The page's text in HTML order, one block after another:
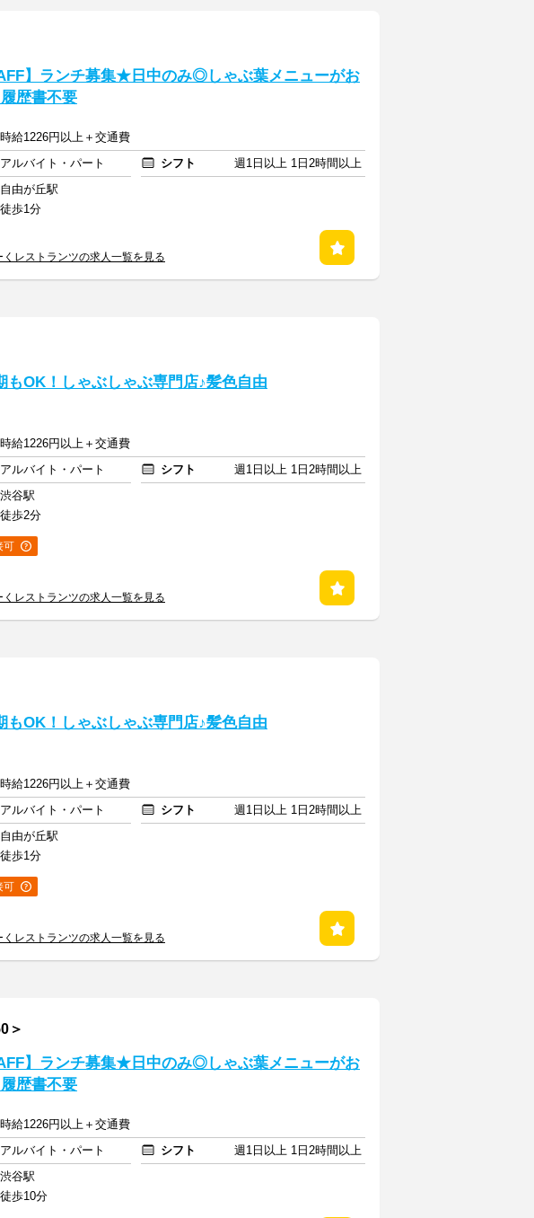
】ランチ募集★日中のみ◎しゃぶ葉メニューがお
歴書不要
時給1226円以上＋交通費
アルバイト・パート シフト
週1日以上 1日2時間以上
自由が丘駅
徒歩1分
レストランツの求人一覧を見る
もOK！しゃぶしゃぶ専門店♪髪色自由
時給1226円以上＋交通費
アルバイト・パート シフト
週1日以上 1日2時間以上
渋谷駅
徒歩2分
可
レストランツの求人一覧を見る
もOK！しゃぶしゃぶ専門店♪髪色自由
時給1226円以上＋交通費
アルバイト・パート シフト
週1日以上 1日2時間以上
自由が丘駅
徒歩1分
可
レストランツの求人一覧を見る
＞
】ランチ募集★日中のみ◎しゃぶ葉メニューがお
歴書不要
時給1226円以上＋交通費
アルバイト・パート シフト
週1日以上 1日2時間以上
渋谷駅
徒歩10分